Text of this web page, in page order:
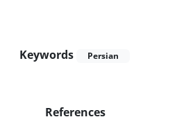
Keywords Persian
References